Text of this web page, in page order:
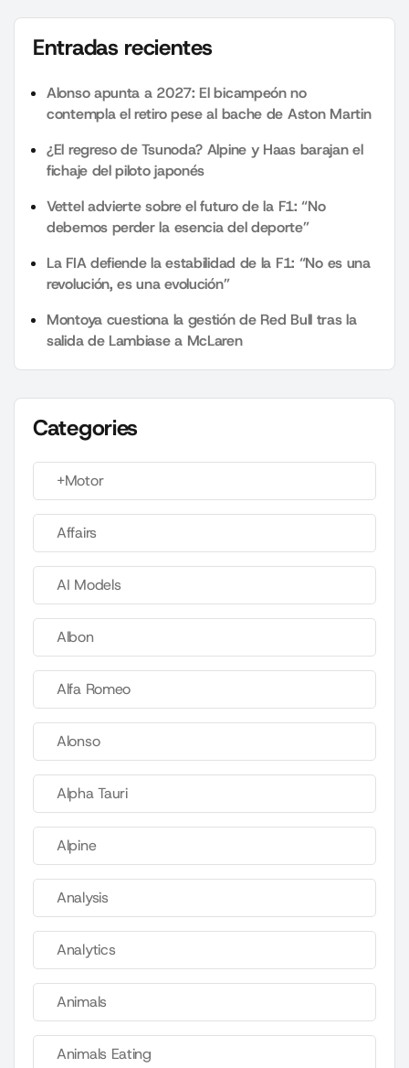
Entradas recientes
Alonso apunta a 2027: El bicampeón no
contempla el retiro pese al bache de Aston Martin
¿El regreso de Tsunoda? Alpine y Haas barajan el
fichaje del piloto japonés
Vettel advierte sobre el futuro de la F1: “No
debemos perder la esencia del deporte”
La FIA defiende la estabilidad de la F1: “No es una
revolución, es una evolución”
Montoya cuestiona la gestión de Red Bull tras la
salida de Lambiase a McLaren
Categories
+Motor
Affairs
AI Models
Albon
Alfa Romeo
Alonso
Alpha Tauri
Alpine
Analysis
Analytics
Animals
Animals Eating